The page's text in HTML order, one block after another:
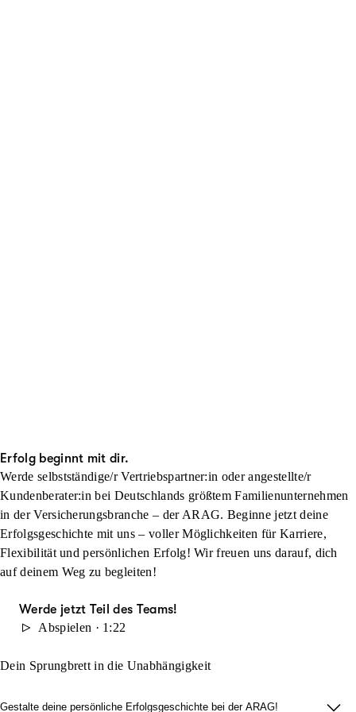
Erfolg beginnt mit dir.
Werde selbstständige/r Vertriebspartner:in oder angestellte/r
Kundenberater:in bei Deutschlands größtem Familienunternehmen
in der Versicherungsbranche – der ARAG. Beginne jetzt deine
Erfolgsgeschichte mit uns – voller Möglichkeiten für Karriere,
Flexibilität und persönlichen Erfolg! Wir freuen uns darauf, dich
auf deinem Weg zu begleiten!
Werde jetzt Teil des Teams!
Abspielen · 1:22
Dein Sprungbrett in die Unabhängigkeit
Gestalte deine persönliche Erfolgsgeschichte bei der ARAG!